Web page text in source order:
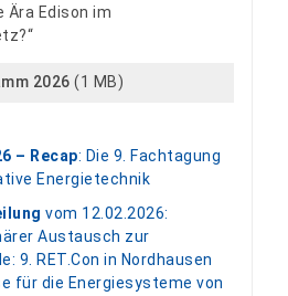
Ära Edison im
2026 (1 MB)
– Recap: Die 9. Fachtagung
Energietechnik
vom 12.02.2026:
Austausch zur
9. RET.Con in Nordhausen
für die Energiesysteme von